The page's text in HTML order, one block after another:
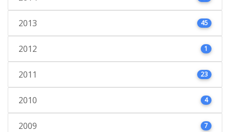
2013 45
2012 1
2011 23
2010 4
2009 7